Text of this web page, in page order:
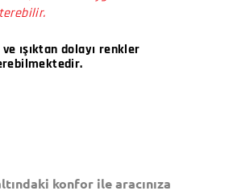
ve ışıktan dolayı renkler
konfor ile aracınıza